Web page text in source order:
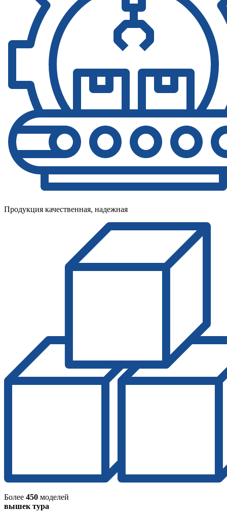
Продукция качественная, надежная
Более 450 моделей
вышек тура